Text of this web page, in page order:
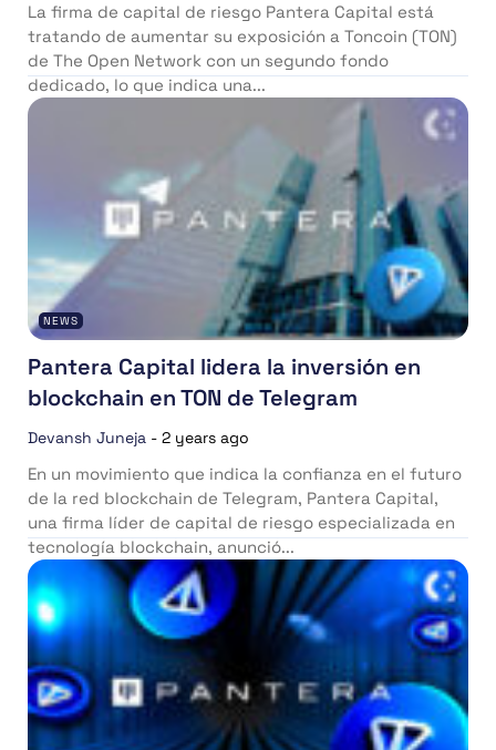
La firma de capital de riesgo Pantera Capital está
tratando de aumentar su exposición a Toncoin (TON)
de The Open Network con un segundo fondo
dedicado, lo que indica una...
NEWS
Pantera Capital lidera la inversión en
blockchain en TON de Telegram
Devansh Juneja - 2 years ago
En un movimiento que indica la confianza en el futuro
de la red blockchain de Telegram, Pantera Capital,
una firma líder de capital de riesgo especializada en
tecnología blockchain, anunció...